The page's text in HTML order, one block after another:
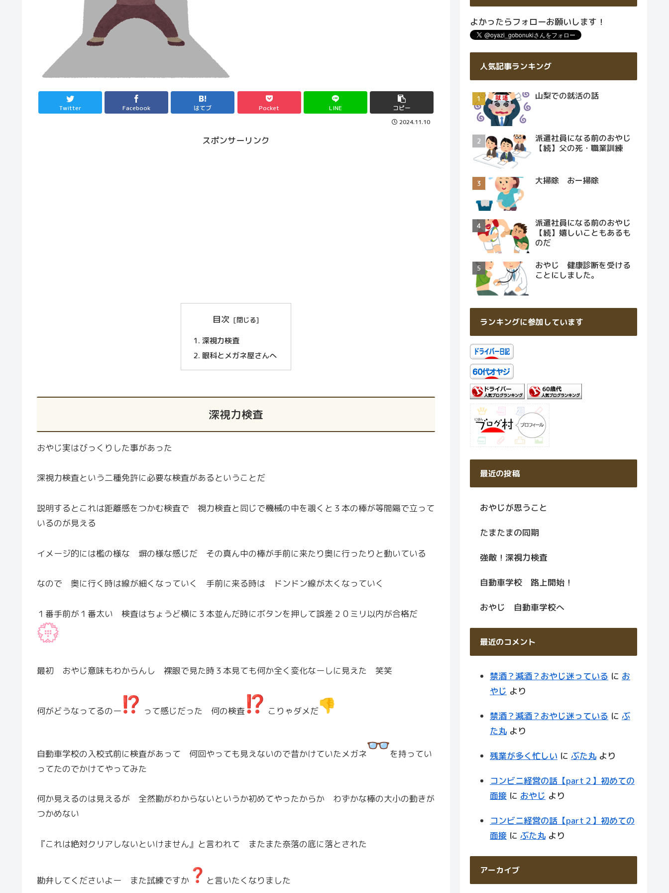
Twitter Facebook はてブ Pocket LINE
コピー
2024.11.10
スポンサーリンク
目次
深視力検査
眼科とメガネ屋さんへ
深視力検査
おやじ実はびっくりした事があった
深視力検査という二種免許に必要な検査があるということだ
説明するとこれは距離感をつかむ検査で 視力検査と同じで機械の中を覗くと３本の棒が等間隔で立って
いるのが見える
イメージ的には檻の様な 塀の様な感じだ その真ん中の棒が手前に来たり奥に行ったりと動いている
なので 奥に行く時は線が細くなっていく 手前に来る時は ドンドン線が太くなっていく
１番手前が１番太い 検査はちょうど横に３本並んだ時にボタンを押して誤差２０ミリ以内が合格だ
最初 おやじ意味もわからんし 裸眼で見た時３本見ても何か全く変化なーしに見えた 笑笑
何がどうなってるのー って感じだった 何の検査 こりゃダメだ
自動車学校の入校式前に検査があって 何回やっても見えないので昔かけていたメガネ
を持ってい
ってたのでかけてやってみた
何か見えるのは見えるが 全然勘がわからないというか初めてやったからか わずかな棒の大小の動きが
つかめない
『これは絶対クリアしないといけません』と言われて またまた奈落の底に落とされた
勘弁してくださいよー また試練ですか と言いたくなりました
よかったらフォローお願いします！
人気記事ランキング
山梨での就活の話
派遣社員になる前のおやじ
【続】父の死・職業訓練
大掃除 おー掃除
派遣社員になる前のおやじ
【続】嬉しいこともあるも
のだ
おやじ 健康診断を受ける
ことにしました。
ランキングに参加しています
最近の投稿
おやじが思うこと
たまたまの同期
強敵！深視力検査
自動車学校 路上開始！
おやじ 自動車学校へ
最近のコメント
禁酒？減酒？おやじ迷っている に お
やじ より
禁酒？減酒？おやじ迷っている に ぶ
た丸 より
残業が多く忙しい に ぶた丸 より
コンビニ経営の話【part２】初めての
面接 に おやじ より
コンビニ経営の話【part２】初めての
面接 に ぶた丸 より
アーカイブ